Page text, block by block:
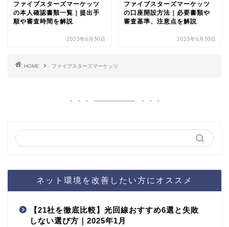
ファイブスターズマーケッツ
の本人確認書類一覧｜提出手
順や審査時間を解説
2025年6月30日
ファイブスターズマーケッツ
の口座開設方法｜必要書類や
審査基準、注意点を解説
2025年6月30日
HOME ファイブスターズマーケッツ
ネット環境を改善したい方にオススメ
【21社を徹底比較】光回線おすすめ6選と失敗
しない選び方｜2025年1月